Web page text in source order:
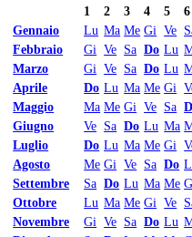
1 2 3 4 5 6
Gennaio
Lu Ma Me Gi Ve
Febbraio
Gi Ve Sa Do Lu
Marzo
Gi Ve Sa Do Lu
Aprile
Do Lu Ma Me Gi
Maggio
Ma Me Gi Ve Sa
Giugno
Ve Sa Do Lu Ma
Luglio
Do Lu Ma Me Gi
Agosto
Me Gi Ve Sa Do
Settembre
Sa Do Lu Ma Me
Ottobre
Lu Ma Me Gi Ve
Novembre
Gi Ve Sa Do Lu